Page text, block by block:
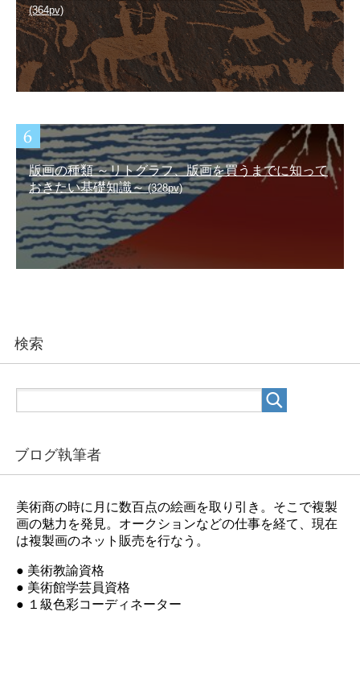
(364pv)
版画の種類 ～リトグラフ、版画を買うまでに知って
おきたい基礎知識～(328pv)
検索
ブログ執筆者
美術商の時に月に数百点の絵画を取り引き。そこで複製
画の魅力を発見。オークションなどの仕事を経て、現在
は複製画のネット販売を行なう。
● 美術教諭資格
● 美術館学芸員資格
● １級色彩コーディネーター